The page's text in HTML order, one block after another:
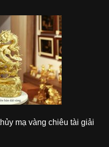
mạ vàng chiêu tài giải